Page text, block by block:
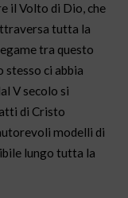
il Volto di Dio, che
tutta la
tra questo
stesso ci abbia
V secolo si
di Cristo
modelli di
lungo tutta la